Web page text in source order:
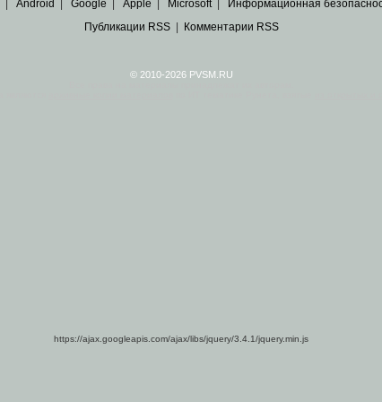
Android Google Apple Microsoft| Информационная
Публикации RSS| Комментарии RSS
© 2010-2026 PVSM.RU
https://ajax.googleapis.com/ajax/libs/jquery/3.4.1/jquery.min.js